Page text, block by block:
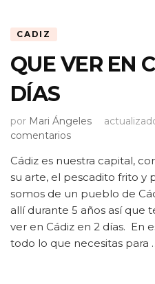
CADIZ
QUE VER EN
DÍAS
por Mari Ángeles
comentariosen
VER
EN
CADIZ
EN
Cádiz es nuestra capital,
su arte, el pescadito frito y
somos de un pueblo de
allí durante 5 años así que
ver en Cádiz en 2 días. En
todo lo que necesitas para